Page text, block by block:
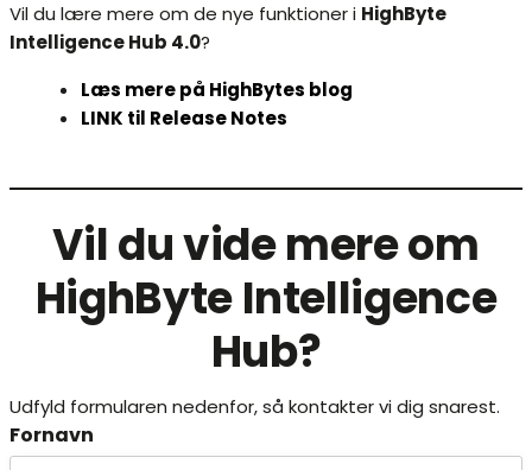
Vil du lære mere om de nye funktioner i HighByte
Intelligence Hub 4.0?
Læs mere på HighBytes blog
LINK til Release Notes
Vil du vide mere om
HighByte Intelligence
Hub?
Udfyld formularen nedenfor, så kontakter vi dig snarest.
Fornavn